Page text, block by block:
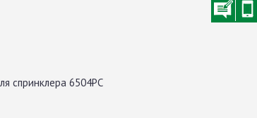
спринклера 6504PC